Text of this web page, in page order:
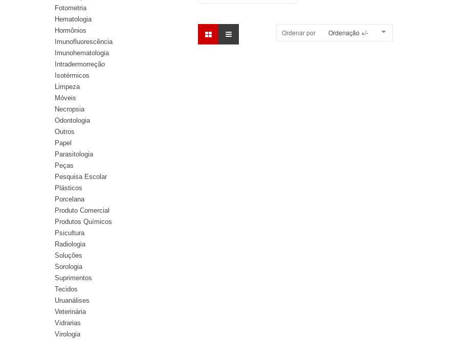
Ordenar por Ordenação +/-
Fotometria
Hematologia
Hormônios
Imunofluorescência
Imunohematologia
Intradermorreção
Isotérmicos
Limpeza
Móveis
Necropsia
Odontologia
Outros
Papel
Parasitologia
Peças
Pesquisa Escolar
Plásticos
Porcelana
Produto Comercial
Produtos Químicos
Psicultura
Radiologia
Soluções
Sorologia
Suprimentos
Tecidos
Uruanálises
Veterinária
Vidrarias
Virologia